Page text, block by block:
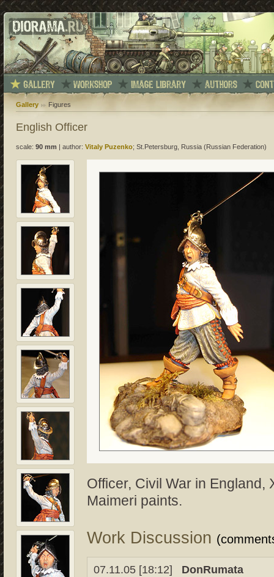
Gallery Figures
English Officer
scale: 90 mm author: Vitaly Puzenko; St.Petersburg, Russia (Russian Federation)
Officer, Civil War in England,
Maimeri paints.
Work Discussion
07.11.05 [18:12]
DonRumata